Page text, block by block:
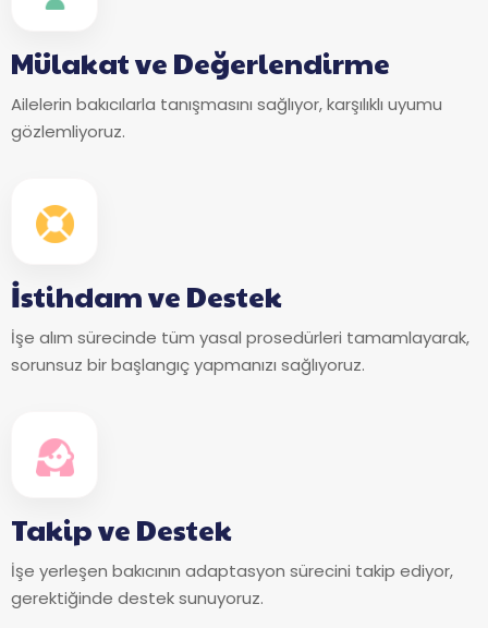
Mülakat ve Değerlendirme
Ailelerin bakıcılarla tanışmasını sağlıyor, karşılıklı uyumu
gözlemliyoruz.
İstihdam ve Destek
İşe alım sürecinde tüm yasal prosedürleri tamamlayarak,
sorunsuz bir başlangıç yapmanızı sağlıyoruz.
Takip ve Destek
İşe yerleşen bakıcının adaptasyon sürecini takip ediyor,
gerektiğinde destek sunuyoruz.